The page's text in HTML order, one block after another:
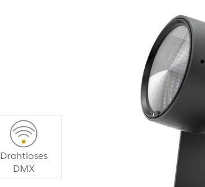
Drahtloses
DMX